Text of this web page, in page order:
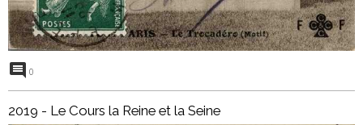
0
2019 - Le Cours la Reine et la Seine